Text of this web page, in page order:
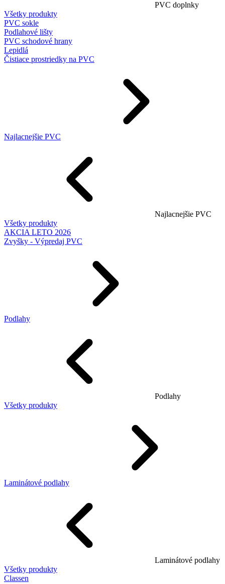
PVC doplnky
Všetky produkty
PVC sokle
Podlahové lišty
PVC schodové hrany
Lepidlá
Čistiace prostriedky na PVC
Najlacnejšie PVC
Najlacnejšie PVC
Všetky produkty
AKCIA LETO 2026
Zvyšky - Výpredaj PVC
Podlahy
Podlahy
Všetky produkty
Laminátové podlahy
Laminátové podlahy
Všetky produkty
Classen